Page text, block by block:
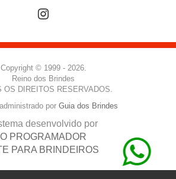
Copyright © 1999 - 2026.
Reino dos Brindes
OS DIREITOS RESERVADOS.
por Guia dos Brindes
desenvolvido por
O PROGRAMADOR
PARA BRINDEIROS